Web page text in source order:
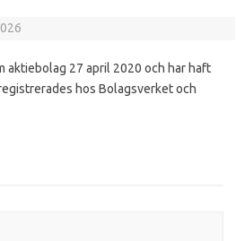
aktiebolag 27 april 2020 och har haft
hos Bolagsverket och